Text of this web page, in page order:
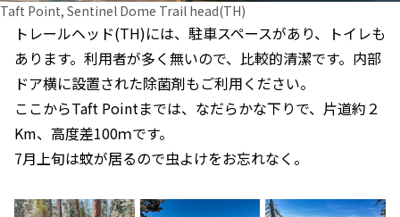
Taft Point, Sentinel Dome Trail head(TH)
トレールヘッド(TH)には、駐車スペースがあり、トイレも
あります。利用者が多く無いので、比較的清潔です。内部
ドア横に設置された除菌剤もご利用ください。
ここからTaft Pointまでは、なだらかな下りで、片道約２
Km、高度差100ｍです。
7月上旬は蚊が居るので虫よけをお忘れなく。